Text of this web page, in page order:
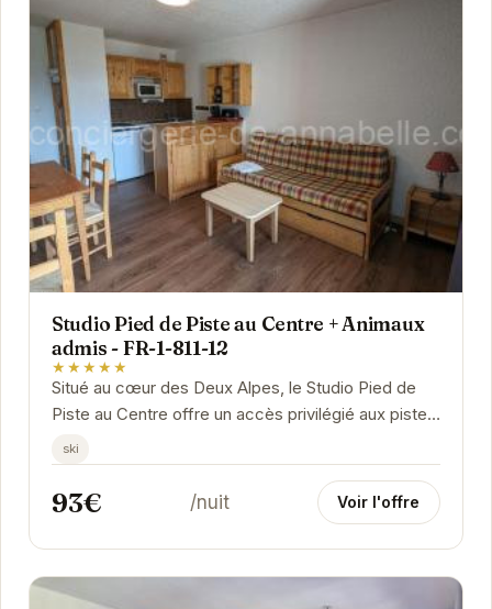
Studio Pied de Piste au Centre + Animaux
admis - FR-1-811-12
★★★★★
Situé au cœur des Deux Alpes, le Studio Pied de
Piste au Centre offre un accès privilégié aux pistes
de ski. Cet hébergement confortable est...
ski
93€ /nuit Voir l'offre